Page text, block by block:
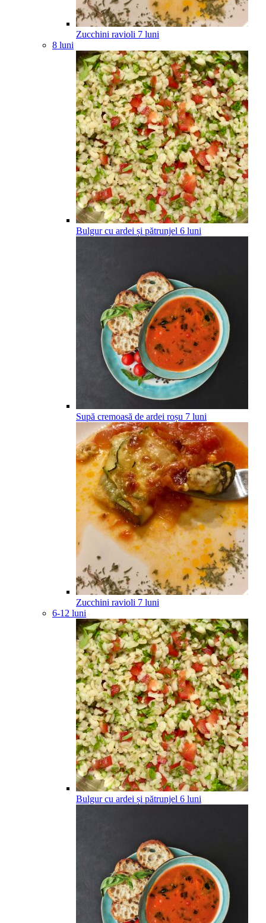
Zucchini ravioli 7 luni
8 luni
Bulgur cu ardei și pătrunjel 6 luni
Supă cremoasă de ardei roșu 7 luni
Zucchini ravioli 7 luni
6-12 luni
Bulgur cu ardei și pătrunjel 6 luni